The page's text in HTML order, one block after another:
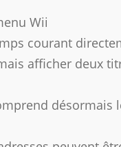
Wii
courant
afficher deux
désormais